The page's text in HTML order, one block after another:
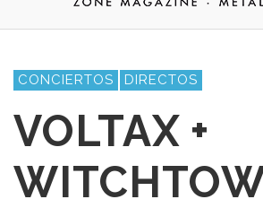
CONCIERTOS DIRECTOS
VOLTAX +